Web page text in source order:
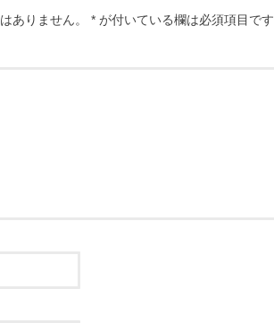
ありません。 * が付いている欄は必須項目です